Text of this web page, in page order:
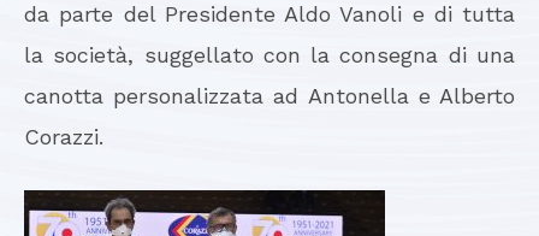
da parte del Presidente Aldo Vanoli e di tutta
la società, suggellato con la consegna di una
canotta personalizzata ad Antonella e Alberto
Corazzi.